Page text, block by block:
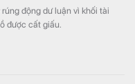
rúng động dư luận vì khối tài
được cất giấu.